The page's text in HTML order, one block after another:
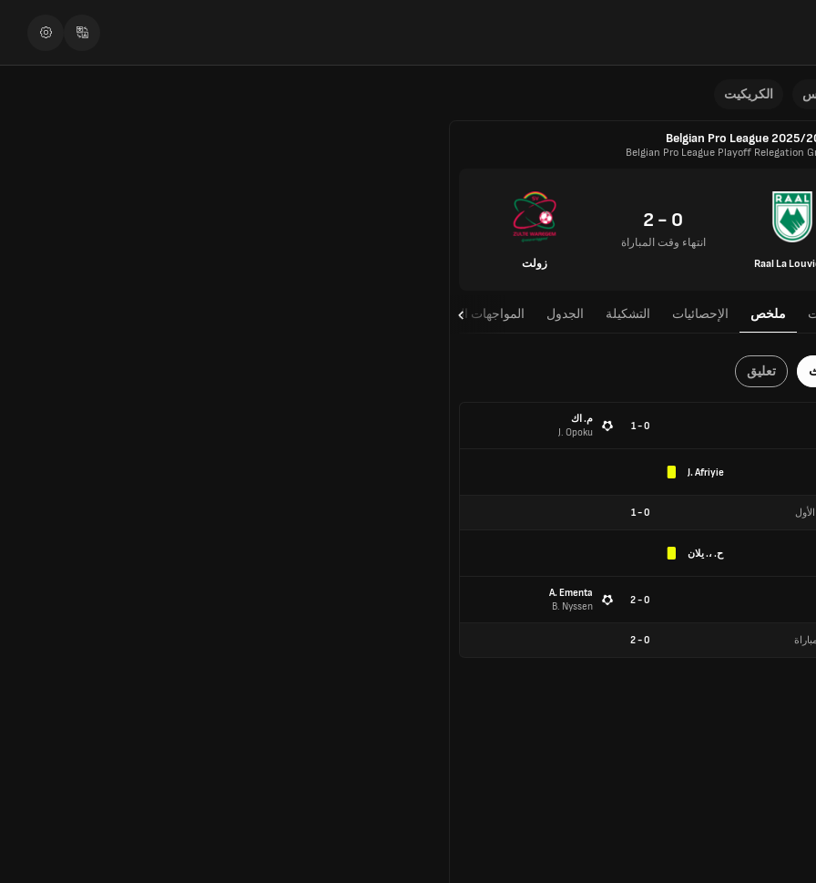
الكريكيت
Belgian Pro League 2025/
Belgian Pro League Playoff Relegation
Raal La
0 - 2
انتهاء وقت المباراة
زولت
ملخص الإحصائيات التشكيلة الجدول المواجهات المباشرة
تعليق
0 - 1
م. اك
J. Opoku
J. Afriyie
0
-
1
ح. ،. يلان
0 - 2
A. Ementa
B. Nyssen
0
-
2